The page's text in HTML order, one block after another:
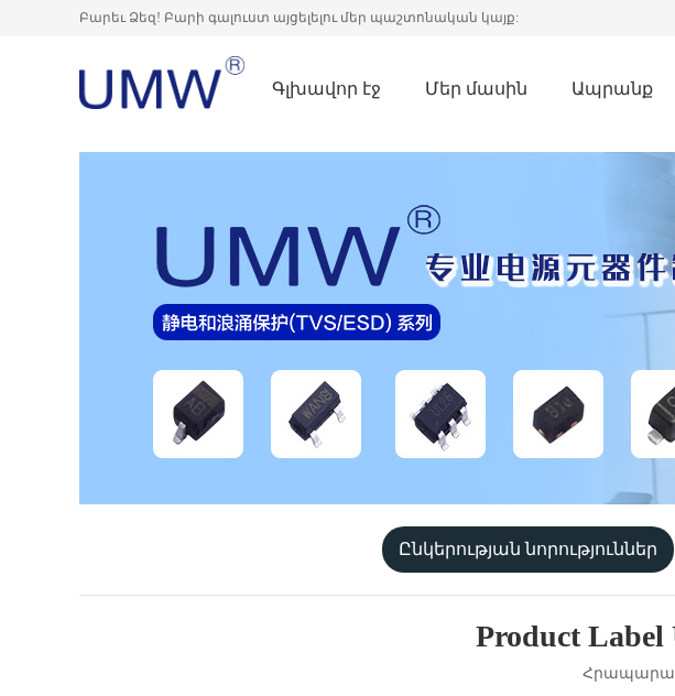
Բարեւ Ձեզ! Բարի գալուստ այցելելու մեր պաշտոնական կայք:
Գլխավոր էջ Մեր մասին Ապրանք
Ընկերության նորություններ
Product Label